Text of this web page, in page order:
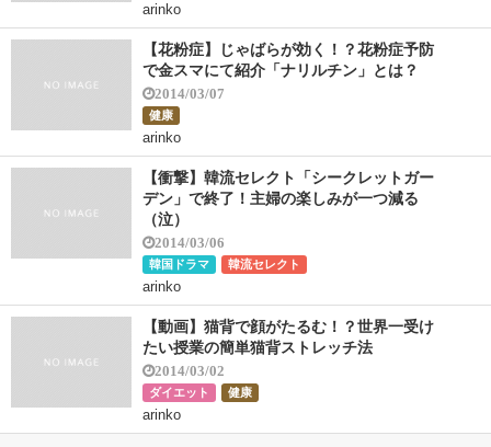
arinko
【花粉症】じゃばらが効く！？花粉症予防
で金スマにて紹介「ナリルチン」とは？
2014/03/07
健康
arinko
【衝撃】韓流セレクト「シークレットガー
デン」で終了！主婦の楽しみが一つ減る
（泣）
2014/03/06
韓国ドラマ 韓流セレクト
arinko
【動画】猫背で顔がたるむ！？世界一受け
たい授業の簡単猫背ストレッチ法
2014/03/02
ダイエット 健康
arinko